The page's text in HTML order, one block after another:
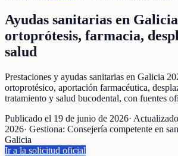
Ayudas sanitarias en
ortoprótesis, farmacia,
salud
Prestaciones y ayudas sanitarias en Galicia
ortoprotésico, aportación farmacéutica,
tratamiento y salud bucodental, con fuentes
Publicado el 19 de junio de 2026·
2026· Gestiona: Consejería competente en
Galicia
Ir a la solicitud oficial